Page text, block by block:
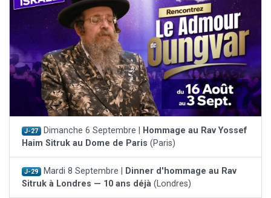
J-27 Dimanche 6 Septembre |
Hommage au Rav Yossef
Haim Sitruk au Dome de Paris (Paris)
J-29 Mardi 8 Septembre |
Dinner d'hommage au Rav
Sitruk à Londres — 10 ans déjà (Londres)